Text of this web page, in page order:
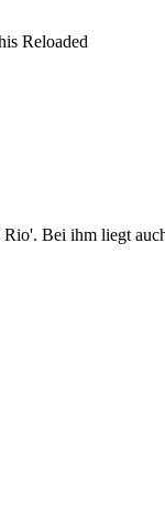
Reloaded
Bei ihm liegt